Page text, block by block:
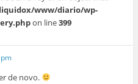
www/diario/wp-
on line399
de novo.